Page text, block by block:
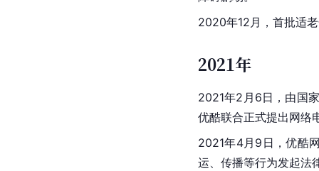
2020年12月，首批适
2021年
2021年2月6日，由国
优酷联合正式提出网络
2021年4月9日，优酷
运、传播等行为发起法